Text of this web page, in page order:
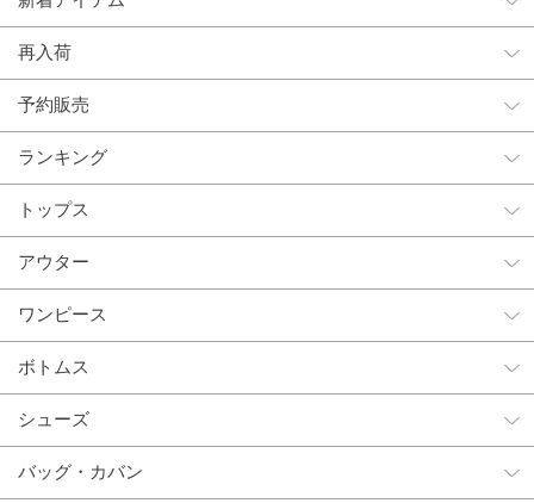
再入荷
予約販売
ランキング
トップス
アウター
ワンピース
ボトムス
シューズ
バッグ・カバン